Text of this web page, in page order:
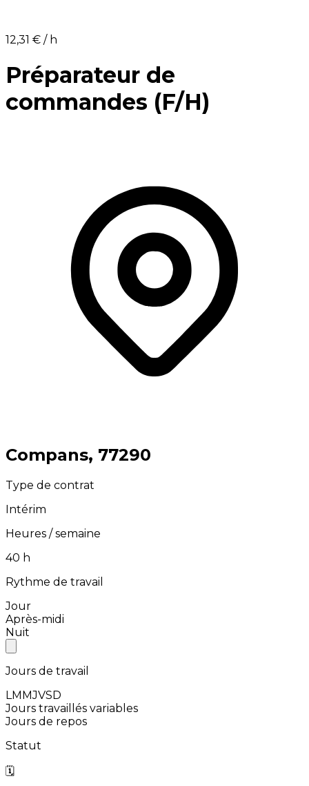
12,31 €⁩ / h
Préparateur de
commandes (F/H)
⁨Compans⁩, ⁨77290⁩
Type de contrat
Intérim
Heures / semaine
⁨40⁩ h
Rythme de travail
Jour
Après-midi
Nuit
Jours de travail
LMMJVSD
Jours travaillés variables
Jours de repos
Statut
🗓️